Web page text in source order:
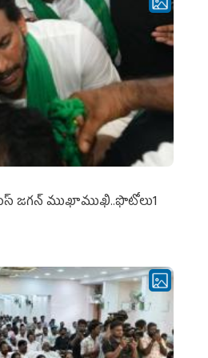
జ‌గ‌న్ ముఖాముఖి..ఫొటోలు1